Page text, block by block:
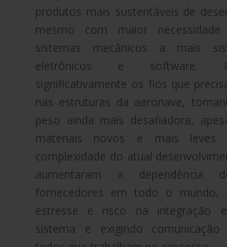
produtos mais sustentáveis de
mesmo com maior
sistemas mecânicos a mais
eletrônicos e software.
significativamente os fios que
nas estruturas da aeronave,
peso ainda mais desafiadora,
materiais novos e mais
complexidade do atual
aumentaram a dependência
fornecedores em todo o mundo,
estresse e risco na integração
sistema e exigindo